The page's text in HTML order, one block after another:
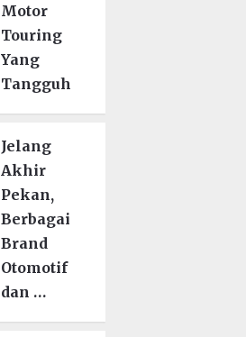
Motor
Touring
Yang
Tangguh
Jelang
Akhir
Pekan,
Berbagai
Brand
Otomotif
dan …